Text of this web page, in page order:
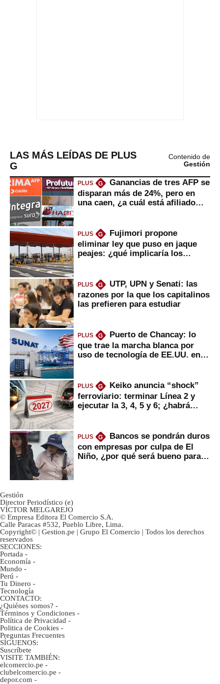
LAS MÁS LEÍDAS DE PLUS
G
Contenido de
Gestión
PLUS G
Ganancias de tres AFP se
disparan más de 24%, pero en
una caen, ¿a cuál está afiliado
PLUS G
Fujimori propone
eliminar ley que puso en jaque
peajes: ¿qué implicaría los
PLUS G
UTP, UPN y Senati: las
razones por la que los capitalinos
las prefieren para estudiar
PLUS G
Puerto de Chancay: lo
que trae la marcha blanca por
uso de tecnología de EE.UU. en
PLUS G
Keiko anuncia “shock”
ferroviario: terminar Línea 2 y
ejecutar la 3, 4, 5 y 6; ¿habrá
PLUS G
Bancos se pondrán duros
con empresas por culpa de El
Niño, ¿por qué será bueno para
Gestión
Director Periodístico (e)
VÍCTOR MELGAREJO
© Empresa Editora El Comercio S.A.
Calle Paracas #532, Pueblo Libre, Lima.
Copyright© | Gestion.pe | Grupo El Comercio | Todos los derechos
reservados
SECCIONES:
Portada -
Economía -
Mundo -
Perú -
Tu Dinero -
Tecnología
CONTACTO:
¿Quiénes somos? -
Términos y Condiciones -
Política de Privacidad -
Politica de Cookies -
Preguntas Frecuentes
SÍGUENOS:
Suscríbete
VISITE TAMBIÉN:
elcomercio.pe -
clubelcomercio.pe -
depor.com -